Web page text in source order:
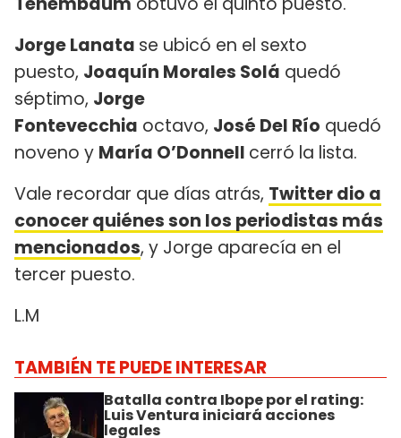
Jorge Lanata se ubicó en el sexto
puesto, Joaquín Morales Solá quedó
séptimo, Jorge
Fontevecchia octavo, José Del Río quedó
noveno y María O’Donnell cerró la lista.
Vale recordar que días atrás, Twitter dio a
conocer quiénes son los periodistas más
mencionados, y Jorge aparecía en el
tercer puesto.
L.M
TAMBIÉN TE PUEDE INTERESAR
Batalla contra Ibope por el rating:
Luis Ventura iniciará acciones
legales